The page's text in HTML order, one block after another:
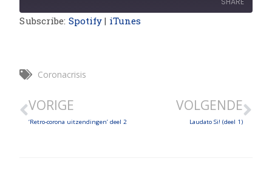
Subscribe: Spotify | iTunes
Coronacrisis
VORIGE
‘Retro-corona uitzendingen’ deel 2
VOLGENDE
Laudato Si! (deel 1)